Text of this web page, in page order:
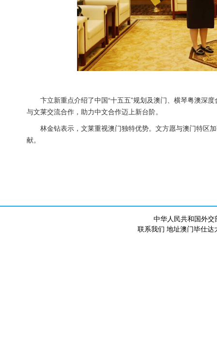
卞立新重点介绍了中国“十五五”规划及澳门、横琴粤澳深
与文莱交流合作，助力中文合作迈上新台阶。
林金钻表示，文莱重视澳门独特优势。文方愿与澳门特区
献。
中华人民共和国外
联系我们 地址澳门毕仕